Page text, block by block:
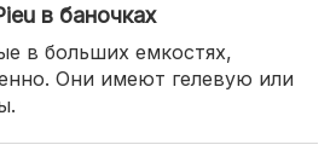
в баночках
в больших емкостях,
Они имеют гелевую или